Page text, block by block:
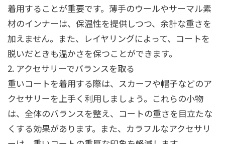
着用することが重要です。薄手のウールやサーマル素
材のインナーは、保温性を提供しつつ、余計な重さを
加えません。また、レイヤリングによって、コートを
脱いだときも温かさを保つことができます。
2. アクセサリーでバランスを取る
重いコートを着用する際は、スカーフや帽子などのア
クセサリーを上手く利用しましょう。これらの小物
は、全体のバランスを整え、コートの重さを目立たな
くする効果があります。また、カラフルなアクセサリ